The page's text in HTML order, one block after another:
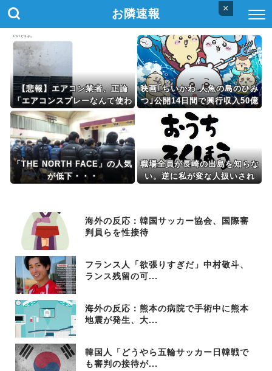
×
お隣速報
【悲報】エアコン業者、正論
「エアコンスプレーなんて使わ
ない方がいい」ﾄﾞﾝｯ！
映画｢ちいかわ 人魚の島のひみ
つ｣公開14日間で興行収入50億
円突破 最終興収102.8億円の
｢シン･エヴァ｣に並ぶペース
「THE NORTH FACE」の人気
が低下・・・
職場全員が長崎の出島を知らな
い。逆に私が変な人扱いされ
海外の反応：韓国サッカー協会、国際審
判員らを性接待
フランス人「欲張りすぎだ」中村敬斗、
ランス残留の可...
海外の反応：熊本の病院で手術中に熊本
地震が発生、大...
韓国人「どうやら五輪サッカー日韓戦で
も審判の接待が...